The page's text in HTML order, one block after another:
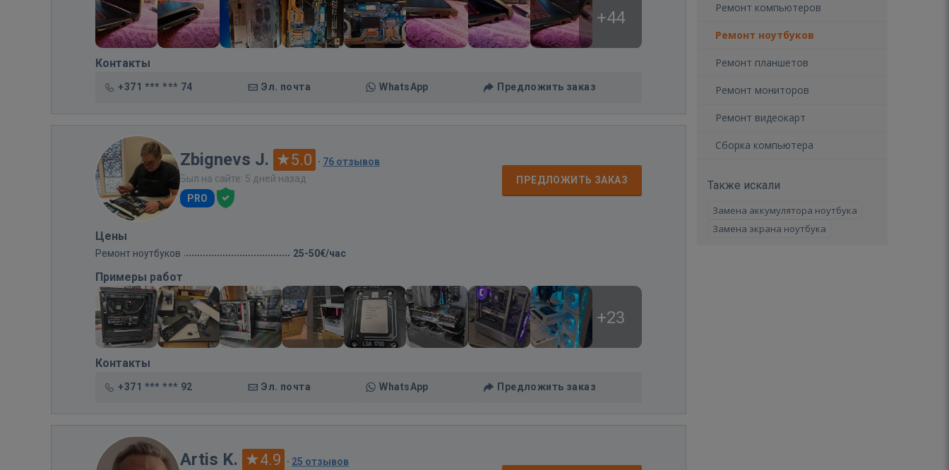
+44
Контакты
+371 *** *** 74 Эл. почта WhatsApp Предложить заказ
Zbignevs J. 5.0 · 76 отзывов
Был на сайте: 5 дней назад
PRO
ПРЕДЛОЖИТЬ ЗАКАЗ
Цены
Ремонт ноутбуков 25-50€/час
Примеры работ
+23
Контакты
+371 *** *** 92 Эл. почта WhatsApp Предложить заказ
Artis K. 4.9 · 25 отзывов
Ремонт компьютеров
Ремонт ноутбуков
Ремонт планшетов
Ремонт мониторов
Ремонт видеокарт
Сборка компьютера
Также искали
Замена аккумулятора ноутбука
Замена экрана ноутбука